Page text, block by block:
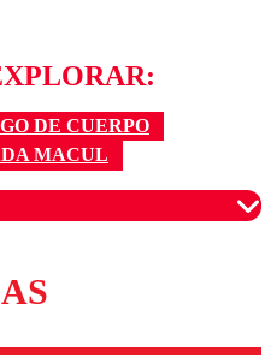
DE CUERPO
MACUL
para garantizar un